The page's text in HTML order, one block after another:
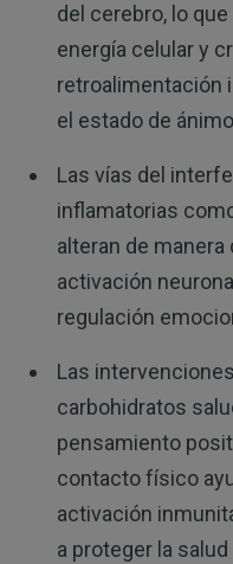
del cerebro, lo
energía celular y
retroalimentación
el estado de
Las vías del
inflamatorias
alteran de
activación
regulación
Las
carbohidratos
pensamiento
contacto físico
activación
a proteger la salud